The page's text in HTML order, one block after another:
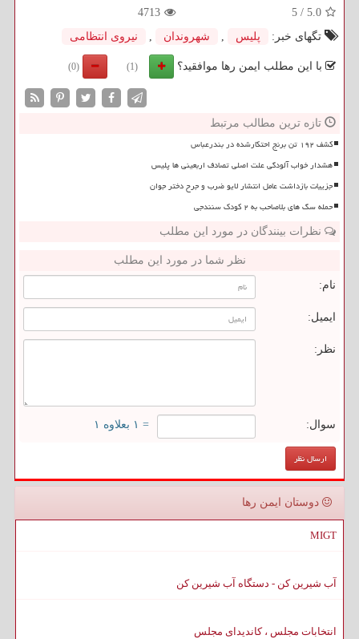
5.0
/
5
4713
تگهای خبر:
پلیس , شهروندان , نیروی انتظامی
با این مطلب ایمن رها موافقید؟ (1)
(0)
تازه ترین مطالب مرتبط
کشف ۱۹۲ تن برنج احتکارشده در بندرعباس
هشدار خواب آلودگی علت اصلی تصادف اربعینی ها پلیس
جزییات بازداشت عامل انتشار لایو ضرب و جرح دختر جوان
حمله سگ های بلاصاحب به ۲ کودک سنندجی
نظرات بینندگان در مورد این مطلب
نظر شما در مورد این مطلب
نام:
ایمیل:
نظر:
سوال: = ۱ بعلاوه ۱
دوستان ایمن رها
MIGT
آب شیرین کن - دستگاه آب شیرین کن
انتخابات مجلس ، کاندیدای مجلس